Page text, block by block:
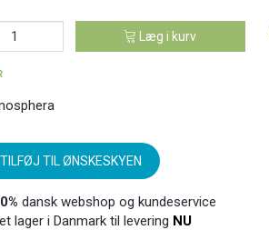
Læg i kurv
TILFØJ TIL ØNSKESKYEN
dansk webshop og kundeservice
lager i Danmark til levering NU